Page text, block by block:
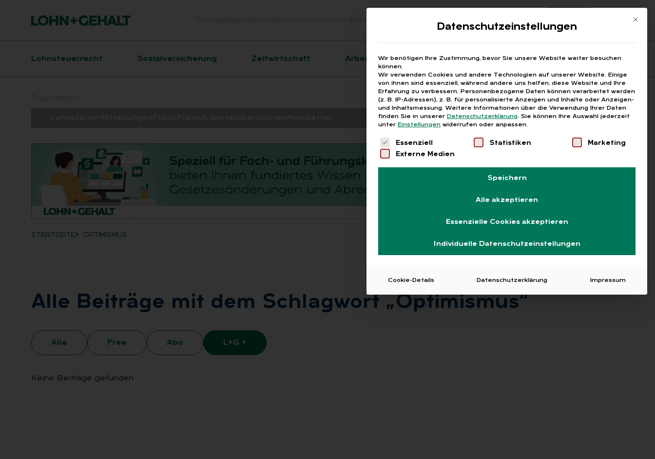
Suchen
Registrierung
Hauptnavigation
Lohnsteuerrecht Sozialversicherung Zeitwirtschaft Arbeitsrecht Fragen aus den ARGEn Printausgaben
Breadcrumb-Navigation
STARTSEITE OPTIMISMUS
Alle Bei­trä­ge mit dem Schlag­wort „Op­ti­mis­mus“
Alle Free Abo L+G +
Keine Beiträge gefunden
Mit
Datenschutzeinstellungen
Wir benötigen Ihre Zustimmung, bevor Sie unsere Website weiter besuchen
können.
Wir verwenden Cookies und andere Technologien auf unserer Website. Einige
von ihnen sind essenziell, während andere uns helfen, diese Website und Ihre
Erfahrung zu verbessern. Personenbezogene Daten können verarbeitet werden
(z. B. IP-Adressen), z. B. für personalisierte Anzeigen und Inhalte oder Anzeigen-
und Inhaltsmessung. Weitere Informationen über die Verwendung Ihrer Daten
finden Sie in unserer Datenschutzerklärung. Sie können Ihre Auswahl jederzeit
unter Einstellungen widerrufen oder anpassen.
Es folgt eine Liste der Service-Gruppen, für die eine
Essenziell Statistiken
Marketing
Externe Medien
Speichern
Alle akzeptieren
Essenzielle Cookies akzeptieren
Individuelle Datenschutzeinstellungen
Cookie-Details Datenschutzerklärung Impressum